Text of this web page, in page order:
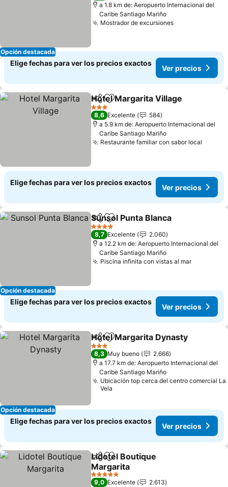
Opción destacada
a 1.8 km de: Aeropuerto Internacional del
Caribe Santiago Mariño
Mostrador de excursiones
Elige fechas para ver los precios exactos
Ver precios
CompartirAgregar a favoritos
Hotel Margarita Village
3 Estrellas
8,6 Excelente
584
a 5.9 km de: Aeropuerto Internacional del
Caribe Santiago Mariño
Restaurante familiar con sabor local
Elige fechas para ver los precios exactos
Ver precios
Opción destacada
CompartirAgregar a favoritos
Sunsol Punta Blanca
4 Estrellas
8,7 Excelente
2.060
a 12.2 km de: Aeropuerto Internacional del
Caribe Santiago Mariño
Piscina infinita con vistas al mar
Elige fechas para ver los precios exactos
Ver precios
Opción destacada
CompartirAgregar a favoritos
Hotel Margarita Dynasty
3 Estrellas
8,3 Muy bueno
2.666
a 17.7 km de: Aeropuerto Internacional del
Caribe Santiago Mariño
Ubicación top cerca del centro comercial La
Vela
Elige fechas para ver los precios exactos
Ver precios
CompartirAgregar a favoritos
Lidotel Boutique
Margarita
5 Estrellas
9,0 Excelente
2.613